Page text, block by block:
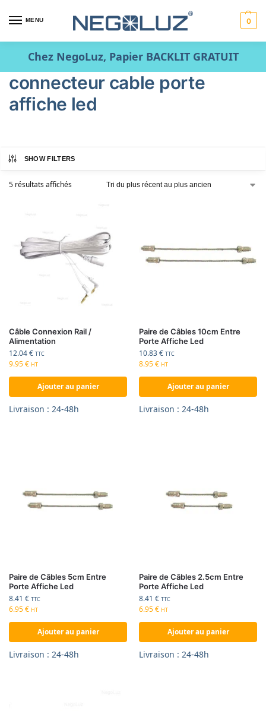
MENU 0
Chez NegoLuz, Papier BACKLIT GRATUIT
connecteur cable porte
affiche led
SHOW FILTERS
5 résultats affichés
Câble Connexion Rail /
Alimentation
12.04€ TTC
9.95€ HT
Ajouter au panier
Livraison : 24-48h
Paire de Câbles 10cm Entre
Porte Affiche Led
10.83€ TTC
8.95€ HT
Ajouter au panier
Livraison : 24-48h
Paire de Câbles 5cm Entre
Porte Affiche Led
8.41 € TTC
6.95€ HT
Ajouter au panier
Livraison : 24-48h
Paire de Câbles 2.5cm Entre
Porte Affiche Led
8.41 € TTC
6.95€ HT
Ajouter au panier
Livraison : 24-48h